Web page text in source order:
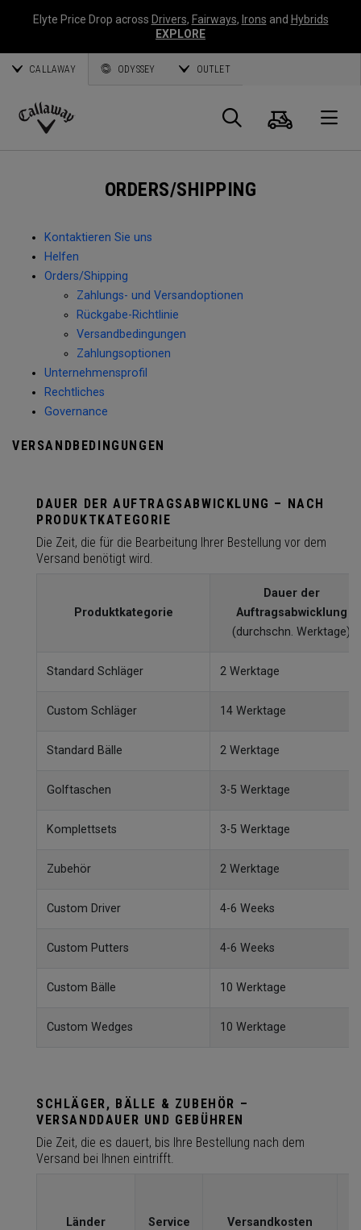
Elyte Price Drop across Drivers, Fairways, Irons and Hybrids
EXPLORE
CALLAWAY ODYSSEY OUTLET
Callaway
Suche
ORDERS/SHIPPING
Kontaktieren Sie uns
Helfen
Orders/Shipping
Zahlungs- und Versandoptionen
Rückgabe-Richtlinie
Versandbedingungen
Zahlungsoptionen
Unternehmensprofil
Rechtliches
Governance
VERSANDBEDINGUNGEN
DAUER DER AUFTRAGSABWICKLUNG – NACH
PRODUKTKATEGORIE
Die Zeit, die für die Bearbeitung Ihrer Bestellung vor dem
Versand benötigt wird.
Produktkategorie
Dauer der
Auftragsabwicklung
(durchschn. Werktage)
Standard Schläger 2 Werktage
Custom Schläger 14 Werktage
Standard Bälle 2 Werktage
Golftaschen 3-5 Werktage
Komplettsets 3-5 Werktage
Zubehör 2 Werktage
Custom Driver 4-6 Weeks
Custom Putters 4-6 Weeks
Custom Bälle 10 Werktage
Custom Wedges 10 Werktage
SCHLÄGER, BÄLLE & ZUBEHÖR –
VERSANDDAUER UND GEBÜHREN
Die Zeit, die es dauert, bis Ihre Bestellung nach dem
Versand bei Ihnen eintrifft.
Länder Service Versandkosten